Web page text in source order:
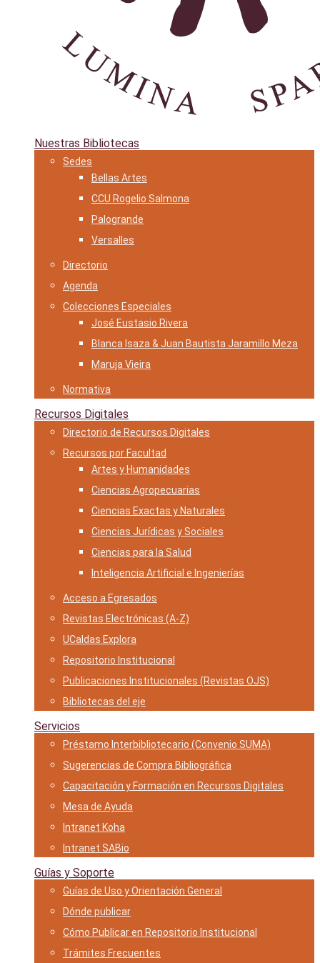
Nuestras Bibliotecas
Sedes
Bellas Artes
CCU Rogelio Salmona
Palogrande
Versalles
Directorio
Agenda
Colecciones Especiales
José Eustasio Rivera
Blanca Isaza & Juan Bautista Jaramillo Meza
Maruja Vieira
Normativa
Recursos Digitales
Directorio de Recursos Digitales
Recursos por Facultad
Artes y Humanidades
Ciencias Agropecuarias
Ciencias Exactas y Naturales
Ciencias Jurídicas y Sociales
Ciencias para la Salud
Inteligencia Artificial e Ingenierías
Acceso a Egresados
Revistas Electrónicas (A-Z)
UCaldas Explora
Repositorio Institucional
Publicaciones Institucionales (Revistas OJS)
Bibliotecas del eje
Servicios
Préstamo Interbibliotecario (Convenio SUMA)
Sugerencias de Compra Bibliográfica
Capacitación y Formación en Recursos Digitales
Mesa de Ayuda
Intranet Koha
Intranet SABio
Guías y Soporte
Guías de Uso y Orientación General
Dónde publicar
Cómo Publicar en Repositorio Institucional
Trámites Frecuentes